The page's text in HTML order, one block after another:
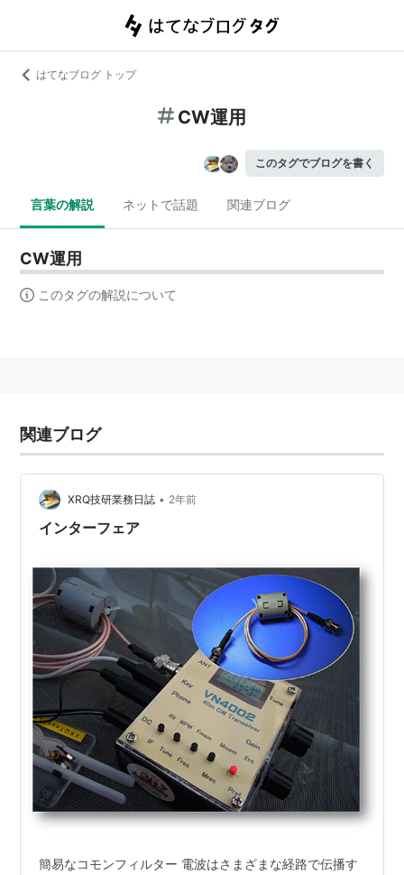
はてなブログ トップ
CW運用
このタグでブログを書く
言葉の解説 ネットで話題 関連ブログ
CW運用
このタグの解説について
関連ブログ
XRQ技研業務日誌 • 2年前
インターフェア
簡易なコモンフィルター 電波はさまざまな経路で伝播す